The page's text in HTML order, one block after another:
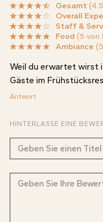
Gesamt
Overall
Staff &
Food (5 von
Ambiance
Weil du erwartet wirst
Gäste im
Antwort
HINTERLASSE EINE